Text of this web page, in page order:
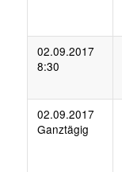
02.09.2017
8:30
02.09.2017
Ganztägig